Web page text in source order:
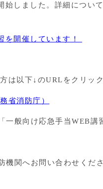
始しました。詳細につい
を開催しています！
は以下↓のURLをクリッ
省消防庁）
一般向け応急手当WEB
機関へお問い合わせくだ